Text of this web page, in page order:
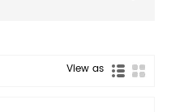
View as